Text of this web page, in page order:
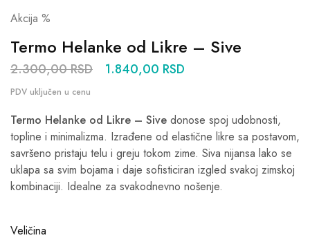
Akcija %
Termo Helanke od Likre – Sive
2.300,00RSD 1.840,00 RSD
Termo Helanke od Likre – Sive donose spoj udobnosti,
topline i minimalizma. Izrađene od elastične likre sa postavom,
savršeno pristaju telu i greju tokom zime. Siva nijansa lako se
uklapa sa svim bojama i daje sofisticiran izgled svakoj zimskoj
kombinaciji. Idealne za svakodnevno nošenje.
Veličina